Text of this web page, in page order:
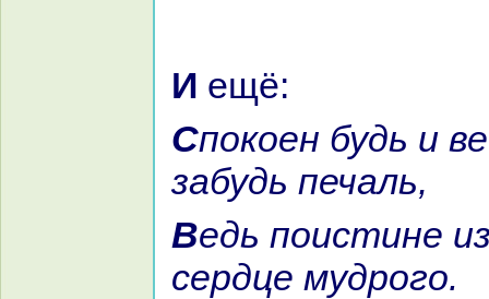
И ещё:
Спокoен будь и весел ты и
забудь печаль,
Ведь поистине изведёт печаль
сердце мудрого.